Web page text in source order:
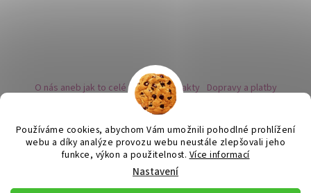
Používáme cookies, abychom Vám umožnili pohodlné prohlížení
webu a díky analýze provozu webu neustále zlepšovali jeho
funkce, výkon a použitelnost. Více informací
Nastavení
O nás aneb jak to celé začalo Kontakty Dopravy a platby
Kovy a puncovní značky Naše nabídka náušnic
Instagram - sledujte nás
Obchodní podmínky Ochrana osobních údajů
Zpětný odběr vysloužilých bateriích
Vytvořil Shoptet